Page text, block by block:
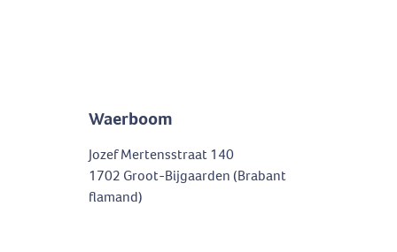
Waerboom
Jozef Mertensstraat 140
1702 Groot-Bijgaarden (Brabant
flamand)